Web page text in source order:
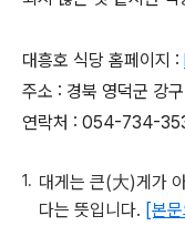
대흥호 식당 홈페이지 :
주소 : 경북 영덕군 강
연락처 : 054-734-
대게는 큰(大)게가
다는 뜻입니다. [본